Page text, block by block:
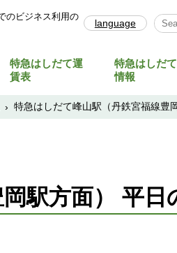
のビジネス利用の
language
特急はしだて運
賃表
特急はしだ
情報
› 特急はしだて峰山駅（丹鉄宮福線豊
駅方面） 平日